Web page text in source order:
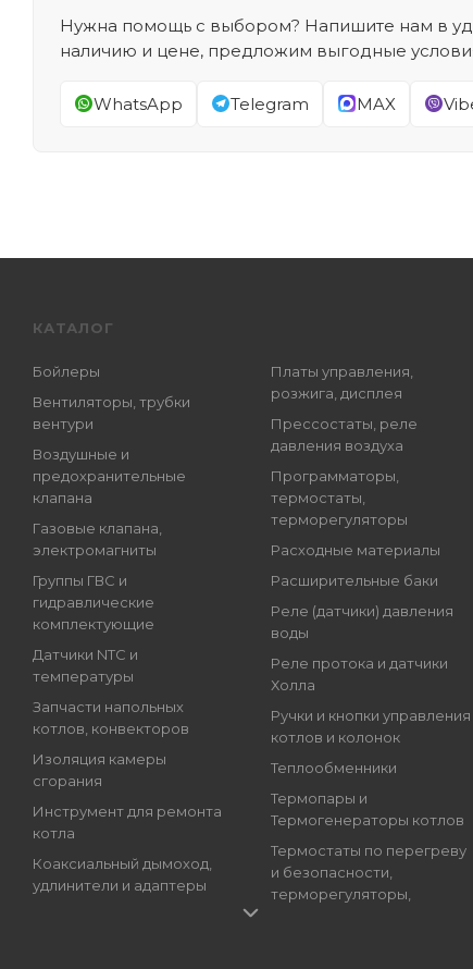
Нужна помощь с выбором? Напишите нам в
наличию и цене, предложим выгодные
WhatsApp Telegram MAX
КАТАЛОГ
Бойлеры
Вентиляторы, трубки
вентури
Воздушные и
предохранительные
клапана
Газовые клапана,
электромагниты
Группы ГВС и
гидравлические
комплектующие
Датчики NTC и
температуры
Запчасти напольных
котлов, конвекторов
Изоляция камеры
сгорания
Инструмент для ремонта
котла
Коаксиальный дымоход,
удлинители и адаптеры
Платы управления,
розжига, дисплея
Прессостаты, реле
давления воздуха
Программаторы,
термостаты,
терморегуляторы
Расходные материалы
Расширительные баки
Реле (датчики) давления
воды
Реле протока и датчики
Холла
Ручки и кнопки управления
котлов и колонок
Теплообменники
Термопары и
Термогенераторы котлов
Термостаты по перегреву
и безопасности,
терморегуляторы,